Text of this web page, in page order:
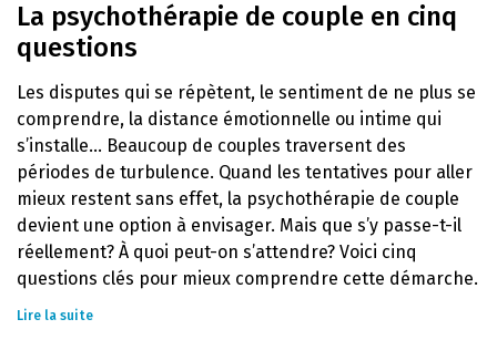
La psychothérapie de couple en cinq
questions
Les disputes qui se répètent, le sentiment de ne plus se
comprendre, la distance émotionnelle ou intime qui
s’installe… Beaucoup de couples traversent des
périodes de turbulence. Quand les tentatives pour aller
mieux restent sans effet, la psychothérapie de couple
devient une option à envisager. Mais que s’y passe-t-il
réellement? À quoi peut-on s’attendre? Voici cinq
questions clés pour mieux comprendre cette démarche.
Lire la suite